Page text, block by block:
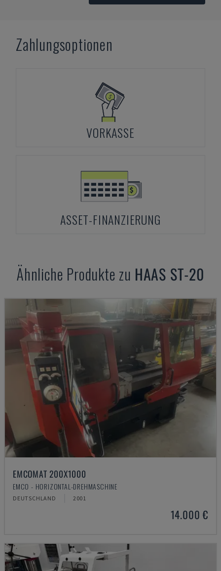
Zahlungsoptionen
VORKASSE
ASSET-FINANZIERUNG
Ähnliche Produkte zu HAAS ST-20
EMCOMAT 200X1000
EMCO - HORIZONTAL-DREHMASCHINE
DEUTSCHLAND 2001
14.000 €